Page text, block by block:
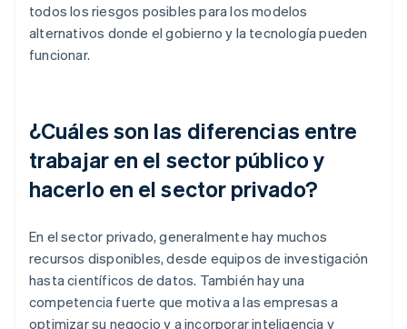
todos los riesgos posibles para los modelos
alternativos donde el gobierno y la tecnología pueden
funcionar.
¿Cuáles son las diferencias entre
trabajar en el sector público y
hacerlo en el sector privado?
En el sector privado, generalmente hay muchos
recursos disponibles, desde equipos de investigación
hasta científicos de datos. También hay una
competencia fuerte que motiva a las empresas a
optimizar su negocio y a incorporar inteligencia y